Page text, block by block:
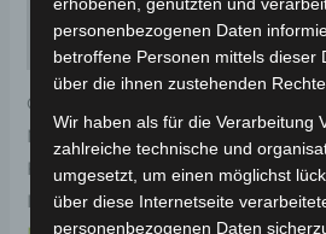
Rezensionen (0)
Original-Ersatzteil für den 3-Rad
NEO. Vordere trommelbremse
Funktionalität und Haltbarkeit.
Informationen zum Fahrzeug
erhobenen, genutzten und
personenbezogenen Daten
betroffene Personen mittels dieser
über die ihnen zustehenden
Wir haben als für die Verarbeitung
zahlreiche technische und
umgesetzt, um einen möglichst
über diese Internetseite
personenbezogenen Daten